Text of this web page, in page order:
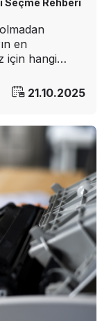
en
için hangi
21.10.2025